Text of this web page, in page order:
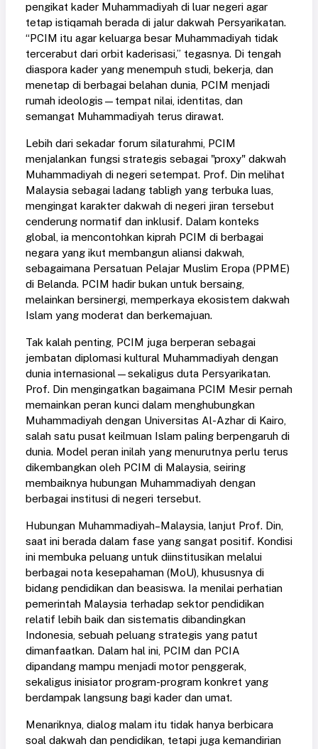
pengikat kader Muhammadiyah di luar negeri agar
tetap istiqamah berada di jalur dakwah Persyarikatan.
“PCIM itu agar keluarga besar Muhammadiyah tidak
tercerabut dari orbit kaderisasi,” tegasnya. Di tengah
diaspora kader yang menempuh studi, bekerja, dan
menetap di berbagai belahan dunia, PCIM menjadi
rumah ideologis—tempat nilai, identitas, dan
semangat Muhammadiyah terus dirawat.
Lebih dari sekadar forum silaturahmi, PCIM
menjalankan fungsi strategis sebagai "proxy" dakwah
Muhammadiyah di negeri setempat. Prof. Din melihat
Malaysia sebagai ladang tabligh yang terbuka luas,
mengingat karakter dakwah di negeri jiran tersebut
cenderung normatif dan inklusif. Dalam konteks
global, ia mencontohkan kiprah PCIM di berbagai
negara yang ikut membangun aliansi dakwah,
sebagaimana Persatuan Pelajar Muslim Eropa (PPME)
di Belanda. PCIM hadir bukan untuk bersaing,
melainkan bersinergi, memperkaya ekosistem dakwah
Islam yang moderat dan berkemajuan.
Tak kalah penting, PCIM juga berperan sebagai
jembatan diplomasi kultural Muhammadiyah dengan
dunia internasional—sekaligus duta Persyarikatan.
Prof. Din mengingatkan bagaimana PCIM Mesir pernah
memainkan peran kunci dalam menghubungkan
Muhammadiyah dengan Universitas Al-Azhar di Kairo,
salah satu pusat keilmuan Islam paling berpengaruh di
dunia. Model peran inilah yang menurutnya perlu terus
dikembangkan oleh PCIM di Malaysia, seiring
membaiknya hubungan Muhammadiyah dengan
berbagai institusi di negeri tersebut.
Hubungan Muhammadiyah–Malaysia, lanjut Prof. Din,
saat ini berada dalam fase yang sangat positif. Kondisi
ini membuka peluang untuk diinstitusikan melalui
berbagai nota kesepahaman (MoU), khususnya di
bidang pendidikan dan beasiswa. Ia menilai perhatian
pemerintah Malaysia terhadap sektor pendidikan
relatif lebih baik dan sistematis dibandingkan
Indonesia, sebuah peluang strategis yang patut
dimanfaatkan. Dalam hal ini, PCIM dan PCIA
dipandang mampu menjadi motor penggerak,
sekaligus inisiator program-program konkret yang
berdampak langsung bagi kader dan umat.
Menariknya, dialog malam itu tidak hanya berbicara
soal dakwah dan pendidikan, tetapi juga kemandirian